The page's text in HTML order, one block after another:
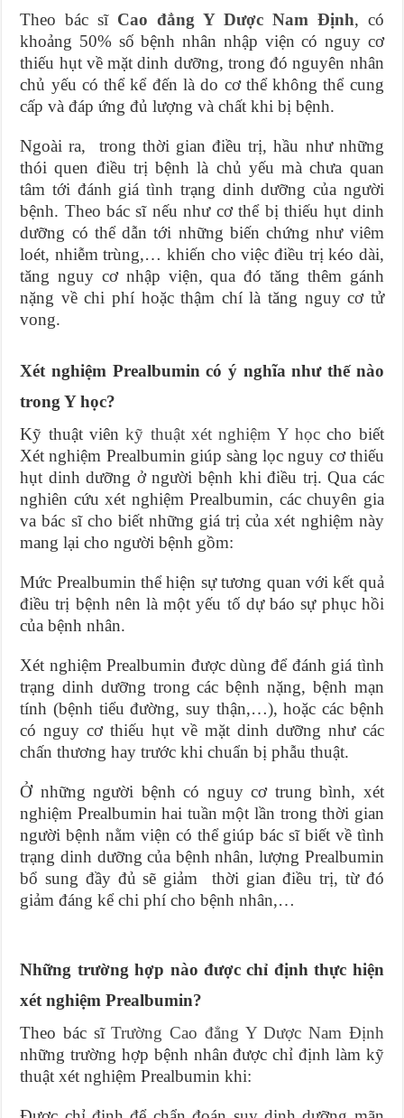
Theo bác sĩCao đẳng Y Dược Nam Định, có
khoảng 50% số bệnh nhân nhập viện có nguy cơ
thiếu hụt về mặt dinh dưỡng, trong đó nguyên nhân
chủ yếu có thể kể đến là do cơ thể không thể cung
cấp và đáp ứng đủ lượng và chất khi bị bệnh.
Ngoài ra, trong thời gian điều trị, hầu như những
thói quen điều trị bệnh là chủ yếu mà chưa quan
tâm tới đánh giá tình trạng dinh dưỡng của người
bệnh. Theo bác sĩ nếu như cơ thể bị thiếu hụt dinh
dưỡng có thể dẫn tới những biến chứng như viêm
loét, nhiễm trùng,… khiến cho việc điều trị kéo dài,
tăng nguy cơ nhập viện, qua đó tăng thêm gánh
nặng về chi phí hoặc thậm chí là tăng nguy cơ tử
vong.
Xét nghiệm Prealbumin có ý nghĩa như thế nào
trong Y học?
Kỹ thuật viênkỹ thuật xét nghiệm Y học cho biết
Xét nghiệm Prealbumin giúp sàng lọc nguy cơ thiếu
hụt dinh dưỡng ở người bệnh khi điều trị. Qua các
nghiên cứu xét nghiệm Prealbumin, các chuyên gia
va bác sĩ cho biết những giá trị của xét nghiệm này
mang lại cho người bệnh gồm:
Mức Prealbumin thể hiện sự tương quan với kết quả
điều trị bệnh nên là một yếu tố dự báo sự phục hồi
của bệnh nhân.
Xét nghiệm Prealbumin được dùng để đánh giá tình
trạng dinh dưỡng trong các bệnh nặng, bệnh mạn
tính (bệnh tiểu đường, suy thận,…), hoặc các bệnh
có nguy cơ thiếu hụt về mặt dinh dưỡng như các
chấn thương hay trước khi chuẩn bị phẫu thuật.
Ở những người bệnh có nguy cơ trung bình, xét
nghiệm Prealbumin hai tuần một lần trong thời gian
người bệnh nằm viện có thể giúp bác sĩ biết về tình
trạng dinh dưỡng của bệnh nhân, lượng Prealbumin
bổ sung đầy đủ sẽ giảm thời gian điều trị, từ đó
giảm đáng kể chi phí cho bệnh nhân,…
Những trường hợp nào được chỉ định thực hiện
xét nghiệm Prealbumin?
Theo bác sĩTrường Cao đẳng Y Dược Nam Định
những trường hợp bệnh nhân được chỉ định làm kỹ
thuật xét nghiệm Prealbumin khi: